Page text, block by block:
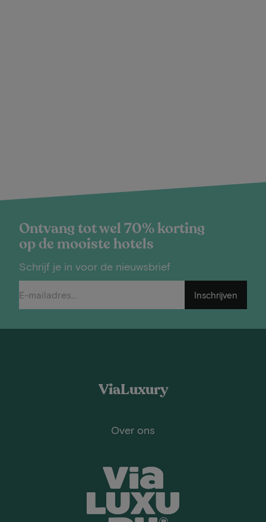
Ontvang tot wel 70% korting
op de mooiste hotels
Schrijf je in voor de nieuwsbrief
Inschrijven
ViaLuxury
Over ons